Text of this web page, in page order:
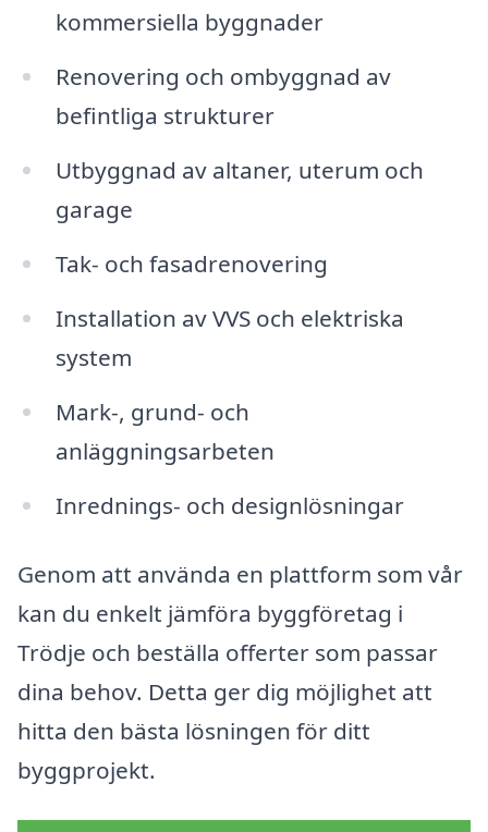
kommersiella byggnader
Renovering och ombyggnad av
befintliga strukturer
Utbyggnad av altaner, uterum och
garage
Tak- och fasadrenovering
Installation av VVS och elektriska
system
Mark-, grund- och
anläggningsarbeten
Inrednings- och designlösningar
Genom att använda en plattform som vår
kan du enkelt jämföra byggföretag i
Trödje och beställa offerter som passar
dina behov. Detta ger dig möjlighet att
hitta den bästa lösningen för ditt
byggprojekt.